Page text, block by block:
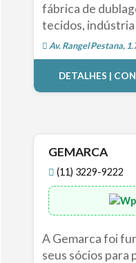
fábrica de
tecidos, indústria
Av. Rangel Pestana,
DETALHES |
GEMARCA
(11) 3229-9222
A Gemarca foi
seus sócios para